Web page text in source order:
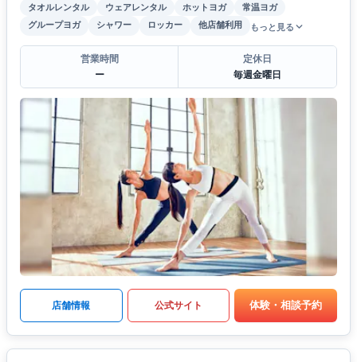
タオルレンタル ウェアレンタル ホットヨガ
常温ヨガ
グループヨガ
シャワー ロッカー 他店舗利用 もっと見る
営業時間
ー
定休日
毎週金曜日
店舗情報 公式サイト 体験・相談予約